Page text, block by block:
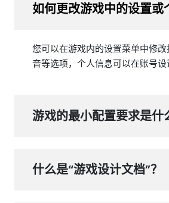
如何更改游戏中的设置或
您可以在游戏内的设置菜单中修
音等选项，个人信息可以在账号设
游戏的最小配置要求是什
什么是“游戏设计文档”？